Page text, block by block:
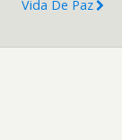
Vida De Paz